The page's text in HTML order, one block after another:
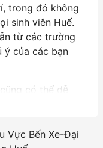
trong đó không
sinh viên Huế.
từ các trường
ý của các bạn
có thể dễ
sugar Thừa
thú vị và
Vực Bến Xe-Đại